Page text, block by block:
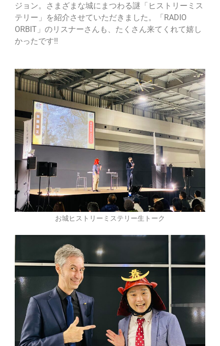
ジョン。さまざまな城にまつわる謎「ヒストリーミス
テリー」を紹介させていただきました。「RADIO
ORBIT」のリスナーさんも、たくさん来てくれて嬉し
かったです!!
お城ヒストリーミステリー生トーク